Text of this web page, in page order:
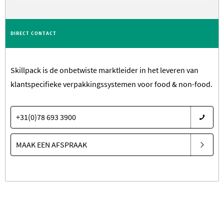
DIRECT CONTACT
Skillpack is de onbetwiste marktleider in het leveren van
klantspecifieke verpakkingssystemen voor food & non-food.
+31(0)78 693 3900
MAAK EEN AFSPRAAK